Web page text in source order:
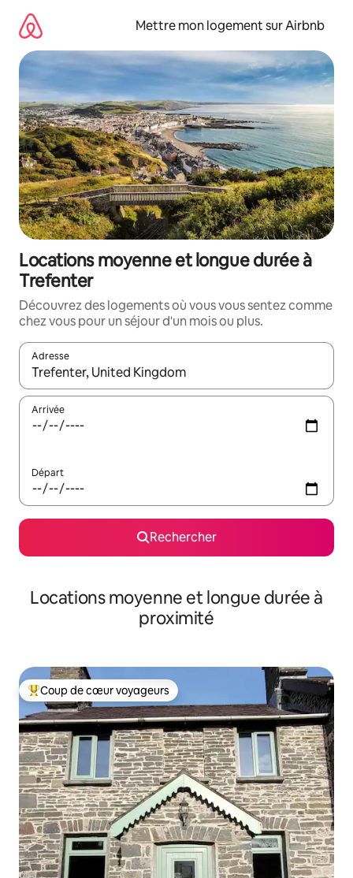
directement
contenu
Mettre mon logement sur Airbnb
Locations moyenne et longue durée à
Trefenter
Découvrez des logements où vous vous sentez comme
chez vous pour un séjour d'un mois ou plus.
Adresse
Lorsque les résultats s'affichent, utilisez les flèches vers le
Arrivée
Départ
Rechercher
Locations moyenne et longue durée à
proximité
Coups de cœur voyageurs les plus appréciés
Coup de cœur voyageurs